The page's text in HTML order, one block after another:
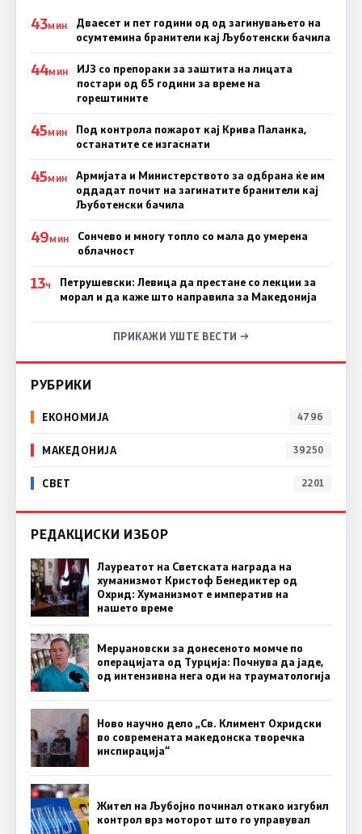
43МИН
Дваесет и пет години од од загинувањето на
осумтемина бранители кај Љуботенски бачила
44МИН
ИЈЗ со препораки за заштита на лицата
постари од 65 години за време на
горештините
45МИН
Под контрола пожарот кај Крива Паланка,
останатите се изгаснати
45МИН
Армијата и Министерството за одбрана ќе им
оддадат почит на загинатите бранители кај
Љуботенски бачила
49МИН
Сончево и многу топло со мала до умерена
облачност
13Ч
Петрушевски: Левица да престане со лекции за
морал и да каже што направила за Македонија
ПРИКАЖИ УШТЕ ВЕСТИ →
РУБРИКИ
ЕКОНОМИЈА 4796
МАКЕДОНИЈА 39250
СВЕТ 2201
РЕДАКЦИСКИ ИЗБОР
Лауреатот на Светската награда на
хуманизмот Кристоф Бенедиктер од
Охрид: Хуманизмот е императив на
нашето време
Мерџановски за донесеното момче по
операцијата од Турција: Почнува да јаде,
од интензивна нега оди на трауматологија
Ново научно дело „Св. Климент Охридски
во современата македонска творечка
инспирација“
Жител на Љубојно починал откако изгубил
контрол врз моторот што го управувал